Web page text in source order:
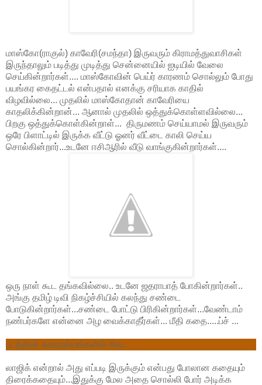
மாஸ்கோ(ராகுல்) காவேரி(சமந்தா) இருவரும் கிராமத்துவாசிகள்
இருந்தாலும் படித்து முடித்து சென்னையில் ஐடியில் வேலை
செய்கின்றார்கள்.... மாஸ்கோவின் பெய்ர் காரணம் சொல்லும் போது
பயங்கர கைதட்டல் என்பதால் எனக்கு சரியாக காதில்
விழவில்லை... முதலில் மாஸ்கோதான் காவேரியை
காதலிக்கின்றான்... ஆனால் முதலில் ஒத்துக்கொள்ளவில்லை...
பிறகு ஒத்துக்கொள்கின்றாள்... திருமணம் செய்யாமல் இருவரும்
ஒரே பிளாட்டில் இருக்க வீட்டு ஓனர் வீட்டை காலி செய்ய
சொல்கின்றார்...உடனே ஈசிஆரில் வீடு வாங்குகின்றார்கள்....
ஒரு நாள் கூட தங்கவில்லை.. உடனே ஜதராபாத் போகின்றார்கள்..
அங்கு தமிழ் டிவி நிகழ்ச்சியில் கலந்து சண்டை
போடுகின்றார்கள்...சண்டை போட்டு பிரிகின்றார்கள்...வேண்டாம்
நண்பர்களே என்னை அழ வைக்காதீர்கள்... மீதி கதை.....ப்ச் ...
படத்தின் சுவாரஸ்யங்களில் சில...
லாஜிக் என்றால் அது எப்படி இருக்கும் என்பது போலான கதையும்
திரைக்கதையும்...இதுக்கு மேல அதை சொல்லி போர் அடிக்க